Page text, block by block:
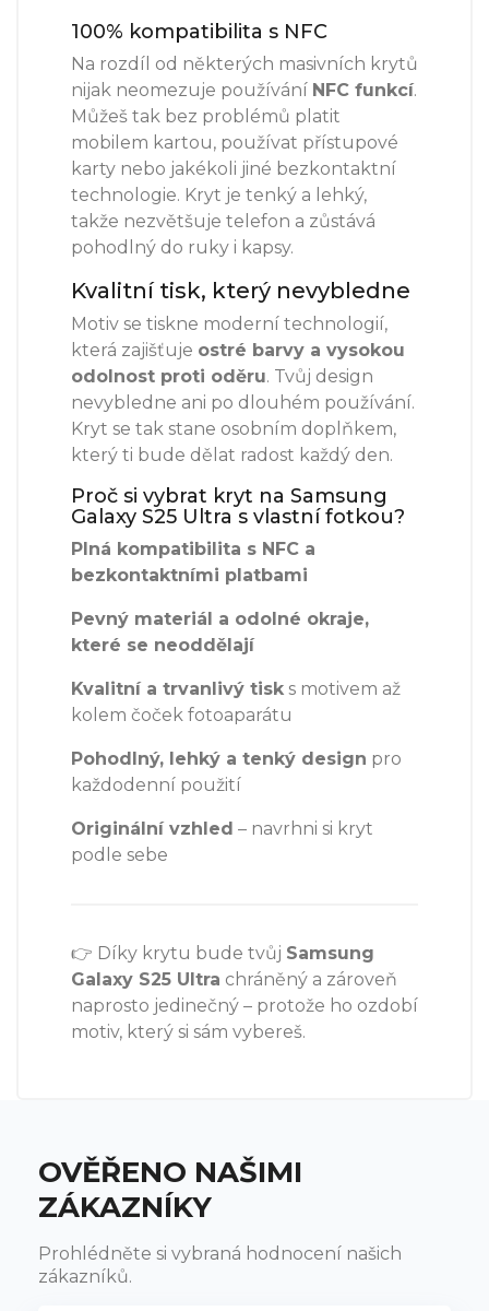
100% kompatibilita s NFC
Na rozdíl od některých masivních krytů
nijak neomezuje používání NFC funkcí.
Můžeš tak bez problémů platit
mobilem kartou, používat přístupové
karty nebo jakékoli jiné bezkontaktní
technologie. Kryt je tenký a lehký,
takže nezvětšuje telefon a zůstává
pohodlný do ruky i kapsy.
Kvalitní tisk, který nevybledne
Motiv se tiskne moderní technologií,
která zajišťuje ostré barvy a vysokou
odolnost proti oděru. Tvůj design
nevybledne ani po dlouhém používání.
Kryt se tak stane osobním doplňkem,
který ti bude dělat radost každý den.
Proč si vybrat kryt na Samsung
Galaxy S25 Ultra s vlastní fotkou?
Plná kompatibilita s NFC a
bezkontaktními platbami
Pevný materiál a odolné okraje,
které se neoddělají
Kvalitní a trvanlivý tisk s motivem až
kolem čoček fotoaparátu
Pohodlný, lehký a tenký design pro
každodenní použití
Originální vzhled – navrhni si kryt
podle sebe
👉 Díky krytu bude tvůj Samsung
Galaxy S25 Ultra chráněný a zároveň
naprosto jedinečný – protože ho ozdobí
motiv, který si sám vybereš.
OVĚŘENO NAŠIMI
ZÁKAZNÍKY
Prohlédněte si vybraná hodnocení našich
zákazníků.